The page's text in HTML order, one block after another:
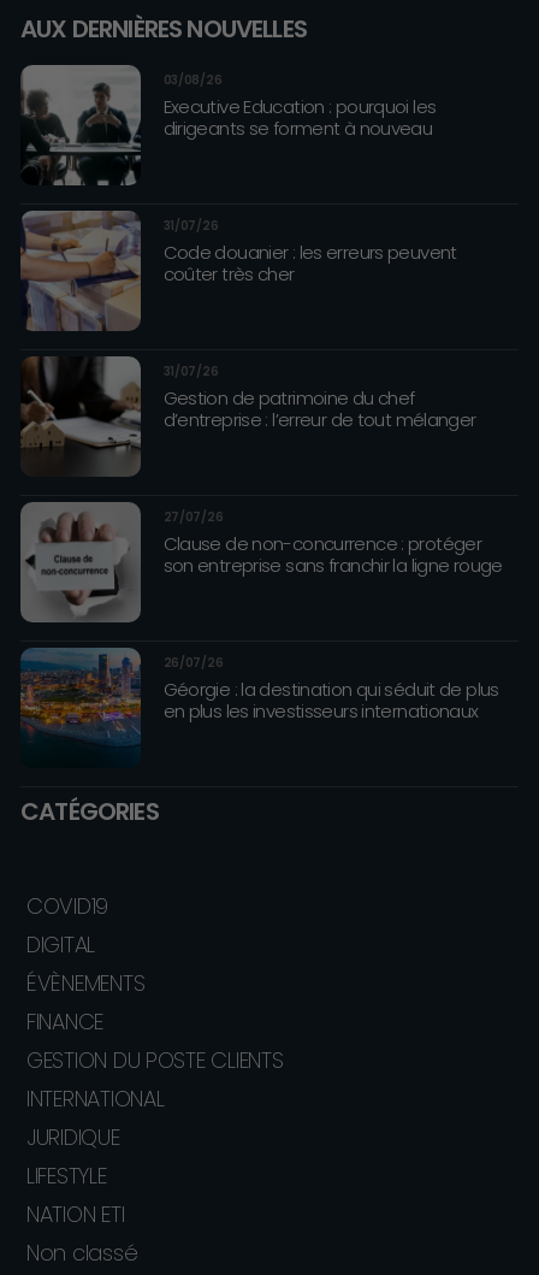
AUX DERNIÈRES NOUVELLES
03/08/26
Executive Education : pourquoi les
dirigeants se forment à nouveau
31/07/26
Code douanier : les erreurs peuvent
coûter très cher
31/07/26
Gestion de patrimoine du chef
d’entreprise : l’erreur de tout mélanger
27/07/26
Clause de non-concurrence : protéger
son entreprise sans franchir la ligne rouge
26/07/26
Géorgie : la destination qui séduit de plus
en plus les investisseurs internationaux
CATÉGORIES
COVID19
DIGITAL
ÉVÈNEMENTS
FINANCE
GESTION DU POSTE CLIENTS
INTERNATIONAL
JURIDIQUE
LIFESTYLE
NATION ETI
Non classé